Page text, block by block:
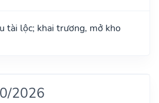
tài lộc; khai trương, mở kho
2026